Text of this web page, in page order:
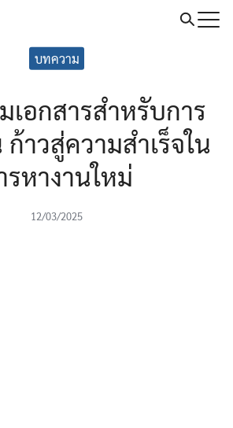
บทความ
เอกสารสำหรับการ
าวสู่ความสำเร็จใน
รหางานใหม่
12/03/2025